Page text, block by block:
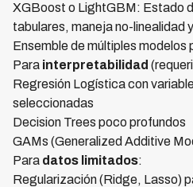
XGBoost o LightGBM: Estado
tabulares, maneja no-linealidad
Ensemble de múltiples modelos
Para interpretabilidad
Regresión Logística con
seleccionadas
Decision Trees poco profundos
GAMs (Generalized Additive
Para datos limitados:
Regularización (Ridge, Lasso)